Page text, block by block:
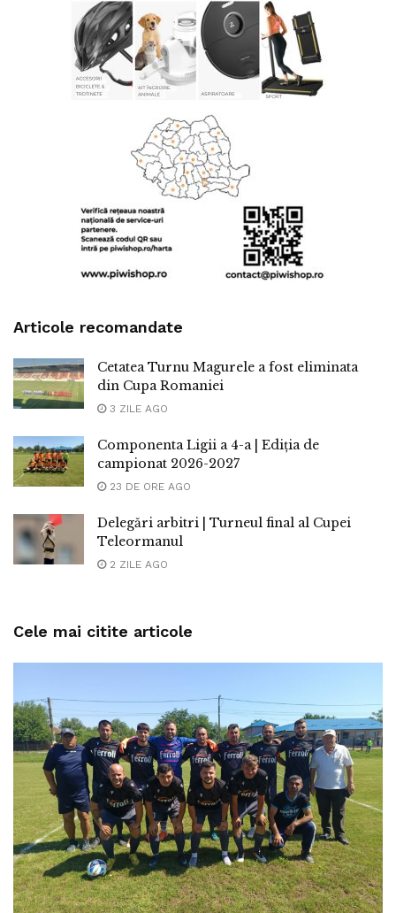
Articole recomandate
Cetatea Turnu Magurele a fost eliminata
din Cupa Romaniei
3 ZILE AGO
Componenta Ligii a 4-a | Ediția de
campionat 2026-2027
23 DE ORE AGO
Delegări arbitri | Turneul final al Cupei
Teleormanul
2 ZILE AGO
Cele mai citite articole